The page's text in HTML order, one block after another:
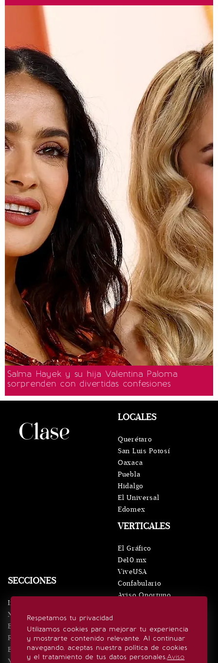
Salma Hayek y su hija Valentina Paloma
sorprenden con divertidas confesiones
Respetamos tu privacidad
Utilizamos cookies para mejorar tu experiencia
y mostrarte contenido relevante. Al continuar
navegando, aceptas nuestra política de cookies
y el tratamiento de tus datos personales.Aviso
SECCIONES
Inicio
Noticias
Eventos
Realeza
Estilo de vida
Minuto x Minuto
VERTICALES
El Gráfico
De10.mx
ViveUSA
Confabulario
Aviso Oportuno
LOCALES
Querétaro
San Luis Potosí
Oaxaca
Puebla
Hidalgo
El Universal
Edomex
SÍGUENOS